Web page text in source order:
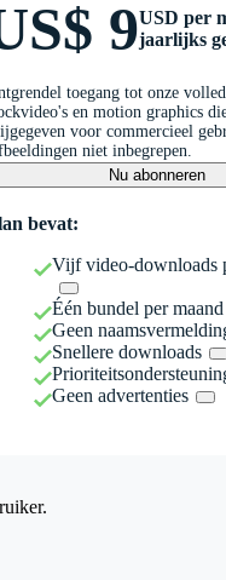
9USD per
jaarlijks
toegang tot onze
en motion graphics
voor commercieel
niet inbegrepen.
Nu abonneren
bevat:
Vijf video-downloads
Één bundel per maand
Geen
Snellere downloads
Geen advertenties